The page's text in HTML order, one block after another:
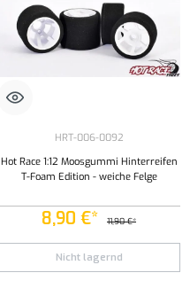
HRT-006-0092
Hot Race 1:12 Moosgummi Hinterreifen
T-Foam Edition - weiche Felge
8,90 €* 11,90 €*
Nicht lagernd